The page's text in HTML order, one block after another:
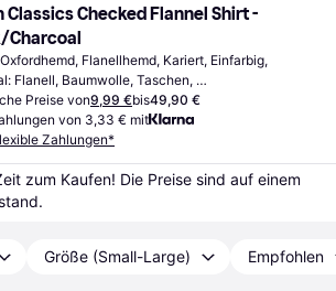
Classics Checked Flannel Shirt -
Charcoal
Flanellhemd, Kariert, Einfarbig,
Flanell, Baumwolle, Taschen,
Preise von9,99 €bis49,90 €
von 3,33 € mit
Zahlungen*
zum Kaufen! Die Preise sind auf einem
Größe (Small-Large) Empfohlen